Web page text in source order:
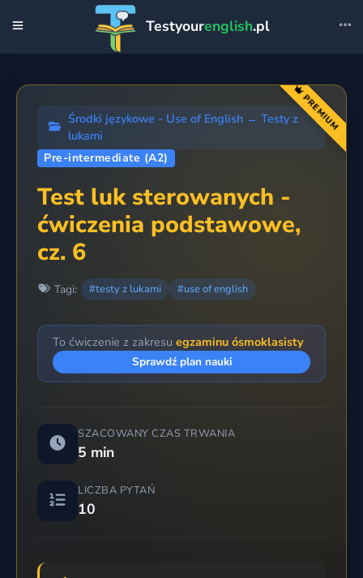
Testyourenglish.pl
PREMIUM
Środki językowe - Use of English → Testy z
lukami
Pre-intermediate (A2)
Test luk sterowanych -
ćwiczenia podstawowe,
cz. 6
Tagi: #testy z lukami #use of english
To ćwiczenie z zakresu egzaminu ósmoklasisty
Sprawdź plan nauki
SZACOWANY CZAS TRWANIA
5 min
LICZBA PYTAŃ
10